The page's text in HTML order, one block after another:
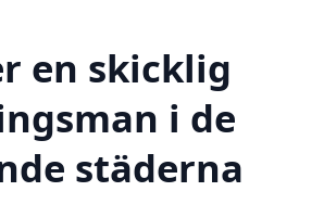
en skicklig
i de
städerna